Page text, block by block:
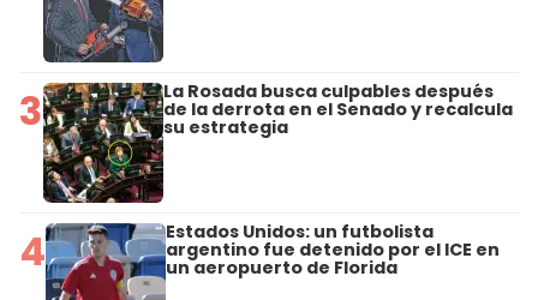
3 La Rosada busca culpables después
de la derrota en el Senado y recalcula
su estrategia
4 Estados Unidos: un futbolista
argentino fue detenido por el ICE en
un aeropuerto de Florida